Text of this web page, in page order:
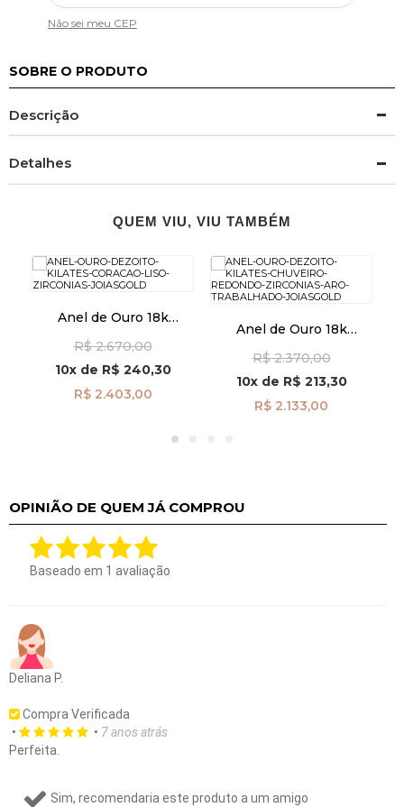
Não sei meu CEP
SOBRE O PRODUTO
Descrição
Detalhes
QUEM VIU, VIU TAMBÉM
Anel de Ouro 18k
Zircônias an41956
R$ 2.670,00
10xde R$ 240,30
R$ 2.403,00
Anel de Ouro 18k
Zircônias Aro Trabalhado
an41876
R$ 2.370,00
10xde R$ 213,30
R$ 2.133,00
OPINIÃO DE QUEM JÁ COMPROU
Baseado em 1 avaliação
Deliana P.
Compra Verificada
•
• 7 anos atrás
Perfeita.
Sim, recomendaria este produto a um amigo